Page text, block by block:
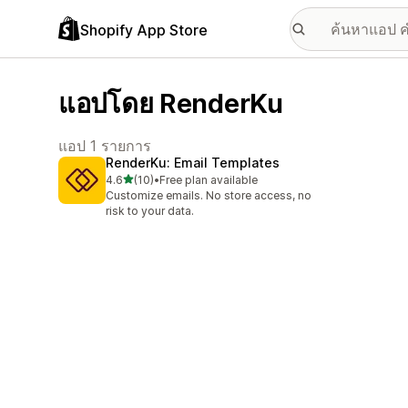
Shopify App Store
แอปโดย RenderKu
แอป 1 รายการ
RenderKu: Email Templates
4.6เต็ม 5 ดาว
(10)
ทั้งหมด 10 รีวิว
•Free plan available
Customize emails. No store access, no
risk to your data.